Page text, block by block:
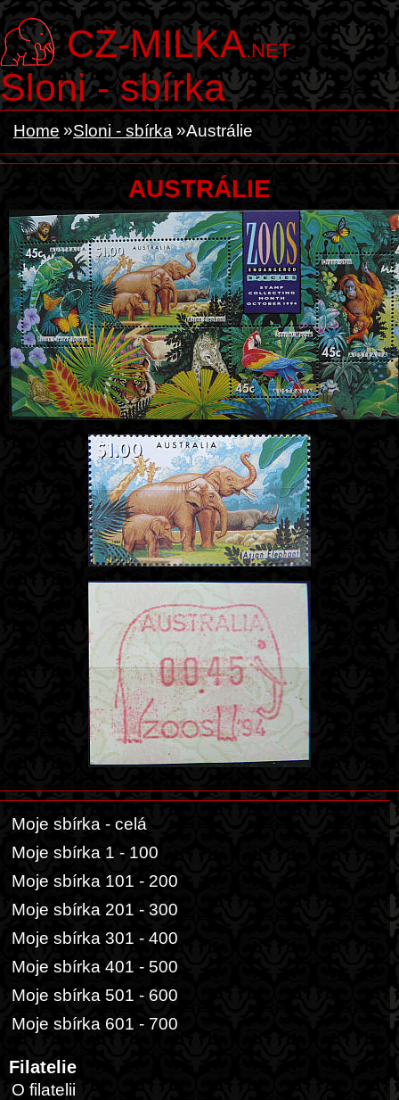
CZ-MILKA.NET
Sloni - sbírka
Home Sloni - sbírka Austrálie
AUSTRÁLIE
Moje sbírka - celá
Moje sbírka 1 - 100
Moje sbírka 101 - 200
Moje sbírka 201 - 300
Moje sbírka 301 - 400
Moje sbírka 401 - 500
Moje sbírka 501 - 600
Moje sbírka 601 - 700
Filatelie
O filatelii